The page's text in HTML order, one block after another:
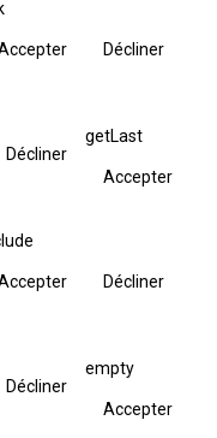
Décliner
Décliner
getLast
Accepter
Décliner
Décliner
empty
Accepter